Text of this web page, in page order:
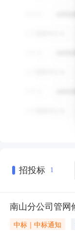
招投标 1
南山分公司管网
中标｜中标通知